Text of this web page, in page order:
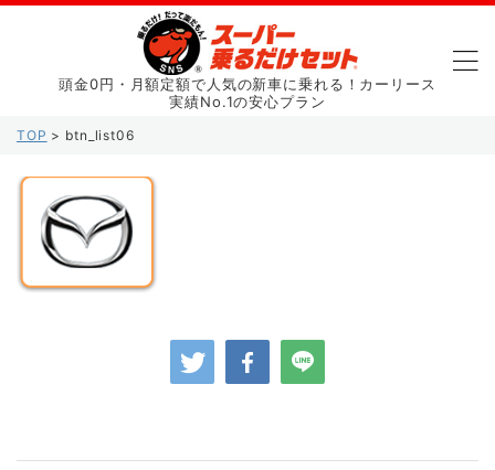
頭金0円・月額定額で人気の新車に乗れる！カーリース
実績No.1の安心プラン
TOP > btn_list06